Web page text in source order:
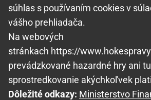
súhlas s používaním cookies v
vášho prehliadača.
Na webových
stránkach https://
prevádzkované hazardné hry ani
sprostredkovanie akýchkoľvek
Dôležité odkazy: Ministerstvo